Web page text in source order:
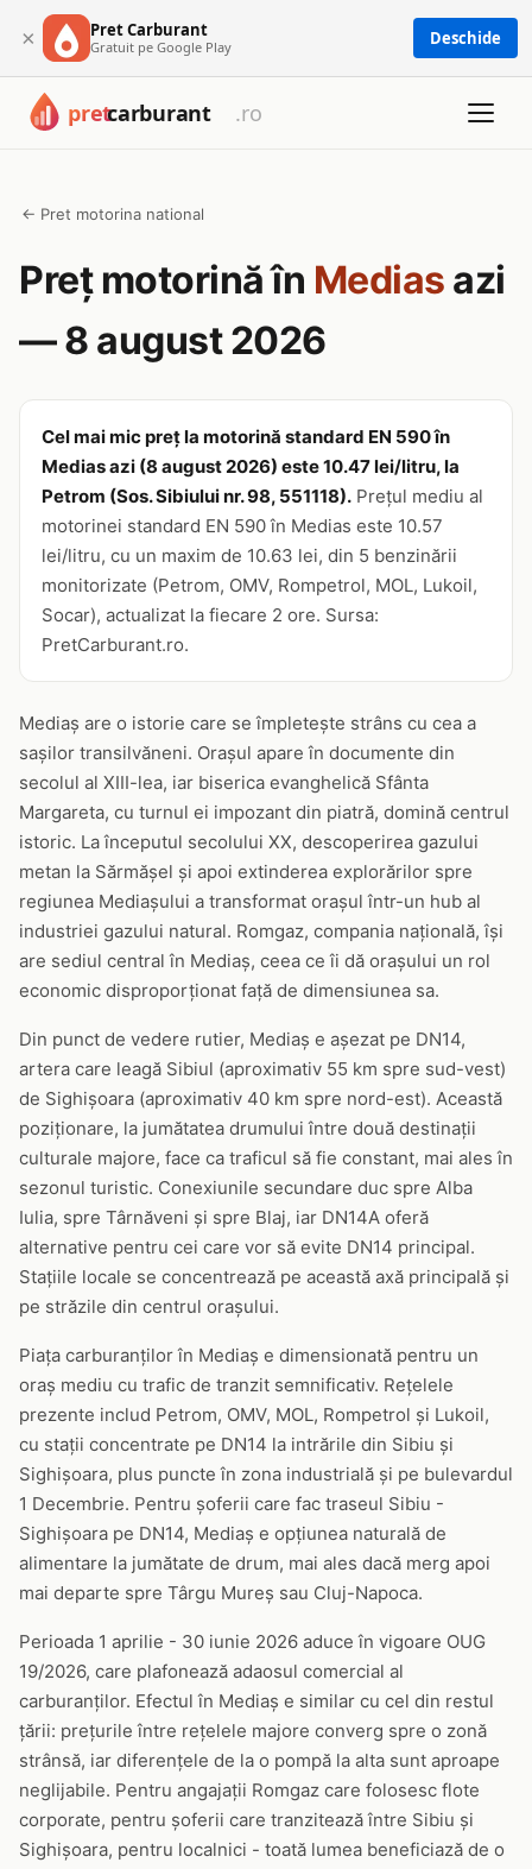
× Pret Carburant
Gratuit pe Google Play Deschide
← Pret motorina national
Preț motorină în Medias azi
— 8 august 2026
Cel mai mic preț la motorină standard EN 590 în
Medias azi (8 august 2026) este 10.47 lei/litru, la
Petrom (Sos. Sibiului nr. 98, 551118). Prețul mediu al
motorinei standard EN 590 în Medias este 10.57
lei/litru, cu un maxim de 10.63 lei, din 5 benzinării
monitorizate (Petrom, OMV, Rompetrol, MOL, Lukoil,
Socar), actualizat la fiecare 2 ore. Sursa:
PretCarburant.ro.
Mediaș are o istorie care se împletește strâns cu cea a
sașilor transilvăneni. Orașul apare în documente din
secolul al XIII-lea, iar biserica evanghelică Sfânta
Margareta, cu turnul ei impozant din piatră, domină centrul
istoric. La începutul secolului XX, descoperirea gazului
metan la Sărmășel și apoi extinderea explorărilor spre
regiunea Mediașului a transformat orașul într-un hub al
industriei gazului natural. Romgaz, compania națională, își
are sediul central în Mediaș, ceea ce îi dă orașului un rol
economic disproporționat față de dimensiunea sa.
Din punct de vedere rutier, Mediaș e așezat pe DN14,
artera care leagă Sibiul (aproximativ 55 km spre sud-vest)
de Sighișoara (aproximativ 40 km spre nord-est). Această
poziționare, la jumătatea drumului între două destinații
culturale majore, face ca traficul să fie constant, mai ales în
sezonul turistic. Conexiunile secundare duc spre Alba
Iulia, spre Târnăveni și spre Blaj, iar DN14A oferă
alternative pentru cei care vor să evite DN14 principal.
Stațiile locale se concentrează pe această axă principală și
pe străzile din centrul orașului.
Piața carburanților în Mediaș e dimensionată pentru un
oraș mediu cu trafic de tranzit semnificativ. Rețelele
prezente includ Petrom, OMV, MOL, Rompetrol și Lukoil,
cu stații concentrate pe DN14 la intrările din Sibiu și
Sighișoara, plus puncte în zona industrială și pe bulevardul
1 Decembrie. Pentru șoferii care fac traseul Sibiu -
Sighișoara pe DN14, Mediaș e opțiunea naturală de
alimentare la jumătate de drum, mai ales dacă merg apoi
mai departe spre Târgu Mureș sau Cluj-Napoca.
Perioada 1 aprilie - 30 iunie 2026 aduce în vigoare OUG
19/2026, care plafonează adaosul comercial al
carburanților. Efectul în Mediaș e similar cu cel din restul
țării: prețurile între rețelele majore converg spre o zonă
strânsă, iar diferențele de la o pompă la alta sunt aproape
neglijabile. Pentru angajații Romgaz care folosesc flote
corporate, pentru șoferii care tranzitează între Sibiu și
Sighișoara, pentru localnici - toată lumea beneficiază de o